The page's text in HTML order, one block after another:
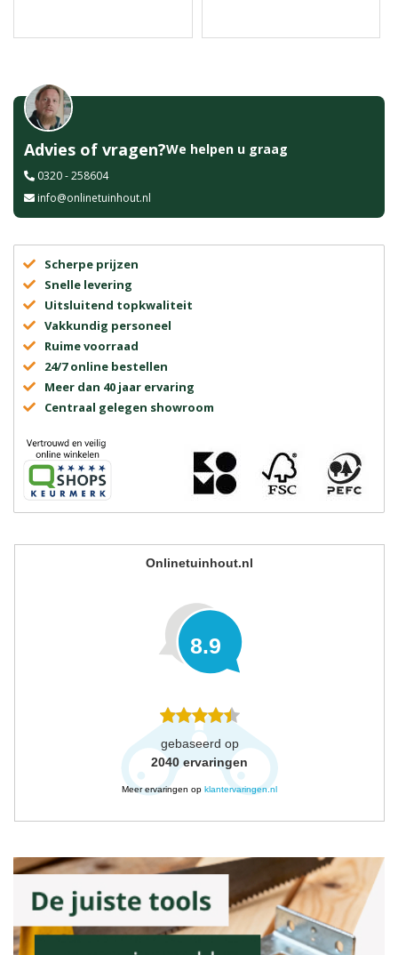
Advies of vragen?We helpen u graag
0320 - 258604
info@onlinetuinhout.nl
Scherpe prijzen
Snelle levering
Uitsluitend topkwaliteit
Vakkundig personeel
Ruime voorraad
24/7 online bestellen
Meer dan 40 jaar ervaring
Centraal gelegen showroom
Onlinetuinhout.nl
8.9
gebaseerd op
2040 ervaringen
Meer ervaringen op klantervaringen.nl